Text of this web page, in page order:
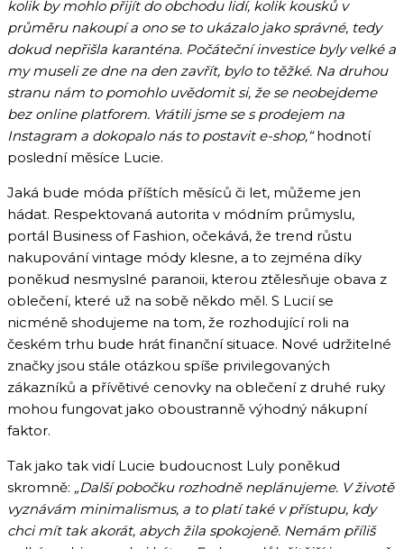
kolik by mohlo přijít do obchodu lidí, kolik kousků v
průměru nakoupí a ono se to ukázalo jako správné, tedy
dokud nepřišla karanténa. Počáteční investice byly velké a
my museli ze dne na den zavřít, bylo to těžké. Na druhou
stranu nám to pomohlo uvědomit si, že se neobejdeme
bez online platforem. Vrátili jsme se s prodejem na
Instagram a dokopalo nás to postavit e-shop,“hodnotí
poslední měsíce Lucie.
Jaká bude móda příštích měsíců či let, můžeme jen
hádat. Respektovaná autorita v módním průmyslu,
portál Business of Fashion, očekává, že trend růstu
nakupování vintage módy klesne, a to zejména díky
poněkud nesmyslné paranoii, kterou ztělesňuje obava z
oblečení, které už na sobě někdo měl. S Lucií se
nicméně shodujeme na tom, že rozhodující roli na
českém trhu bude hrát finanční situace. Nové udržitelné
značky jsou stále otázkou spíše privilegovaných
zákazníků a přívětivé cenovky na oblečení z druhé ruky
mohou fungovat jako oboustranně výhodný nákupní
faktor.
Tak jako tak vidí Lucie budoucnost Luly poněkud
skromně: „Další pobočku rozhodně neplánujeme. V životě
vyznávám minimalismus, a to platí také v přístupu, kdy
chci mít tak akorát, abych žila spokojeně. Nemám příliš